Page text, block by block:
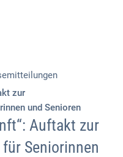
zur
und Senioren
Auftakt zur
Seniorinnen